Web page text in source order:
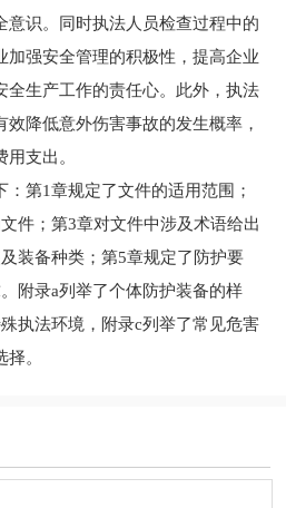
意识。同时执法人员检查过程中的
加强安全管理的积极性，提高企业
全生产工作的责任心。此外，执法
效降低意外伤害事故的发生概率，
支出。
第1章规定了文件的适用范围；
件；第3章对文件中涉及术语给出
装备种类；第5章规定了防护要
附录a列举了个体防护装备的样
执法环境，附录c列举了常见危害
。